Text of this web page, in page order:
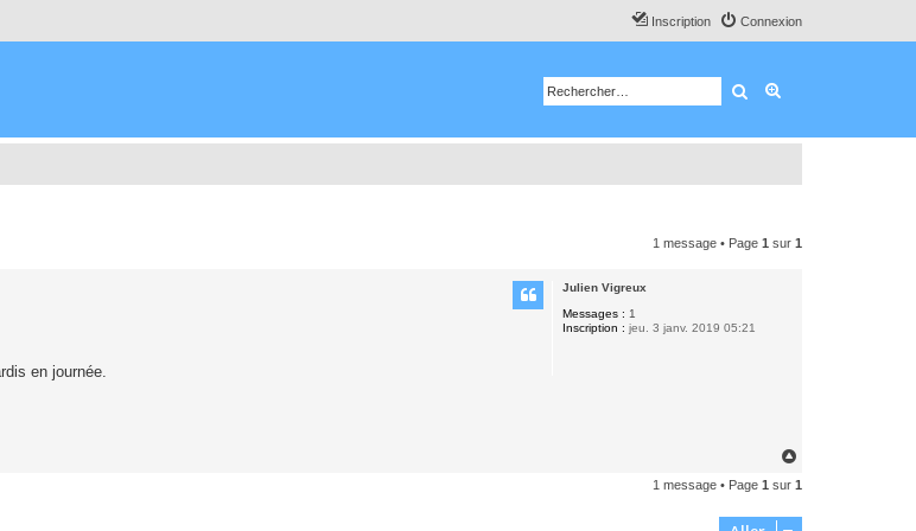
Connexion
Inscription
Rechercher
1 message • Page 1 sur 1
Julien Vigreux
Messages : 1
Inscription : jeu. 3 janv. 2019 05:21
en journée.
u
1 message • Page 1 sur 1